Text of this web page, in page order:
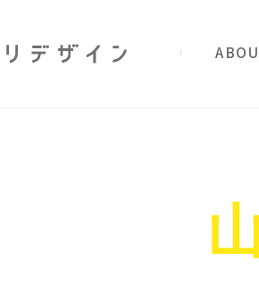
私たちのこと サービス